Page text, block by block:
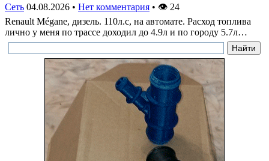
Сеть 04.08.2026 • Нет комментария • 👁 24
Renault Mégane, дизель. 110л.с, на автомате. Расход топлива
лично у меня по трассе доходил до 4.9л и по городу 5.7л…